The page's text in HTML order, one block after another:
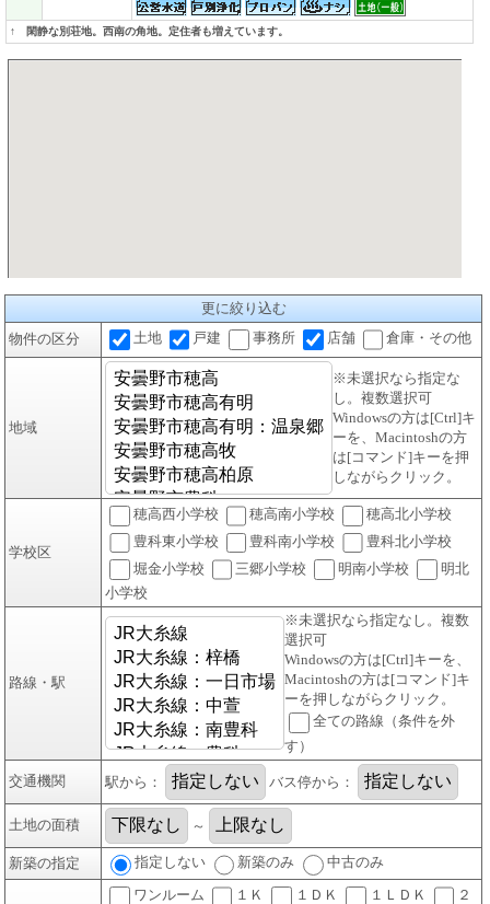
↑ 閑静な別荘地。西南の角地。定住者も増えています。
更に絞り込む
物件の区分
土地 戸建 事務所 店舗 倉庫・その他
地域
※未選択なら指定な
し。複数選択可
Windowsの方は[Ctrl]キ
ーを、Macintoshの方
は[コマンド]キーを押
しながらクリック。
学校区
穂高西小学校 穂高南小学校
穂高北小学校
豊科東小学校
豊科南小学校
豊科北小学校
堀金小学校
三郷小学校 明南小学校
明北
小学校
路線・駅
※未選択なら指定なし。複数
選択可
Windowsの方は[Ctrl]キーを、
Macintoshの方は[コマンド]キ
ーを押しながらクリック。
全ての路線（条件を外
す）
交通機関 駅から： バス停から：
土地の面積 ～
新築の指定 指定しない 新築のみ 中古のみ
ワンルーム １Ｋ １ＤＫ １ＬＤＫ
２